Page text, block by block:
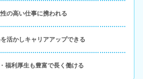
の高い仕事に携われる
活かしキャリアアップできる
福利厚生も豊富で長く働ける